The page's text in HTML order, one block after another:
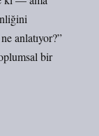
anlatıyor?”
bir